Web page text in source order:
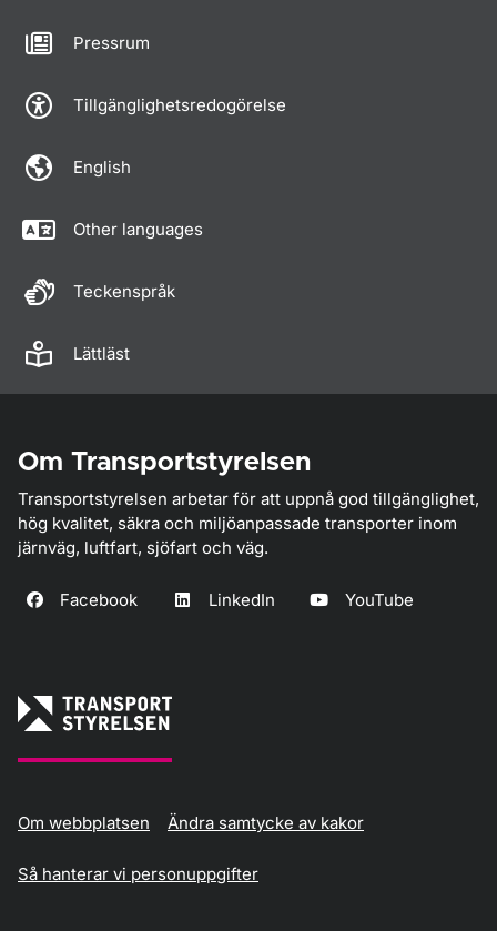
Pressrum
Tillgänglighetsredogörelse
English
Other languages
Teckenspråk
Lättläst
Om Transportstyrelsen
Transportstyrelsen arbetar för att uppnå god tillgänglighet,
hög kvalitet, säkra och miljöanpassade transporter inom
järnväg, luftfart, sjöfart och väg.
Facebook LinkedIn YouTube
Om webbplatsen Ändra samtycke av kakor
Så hanterar vi personuppgifter